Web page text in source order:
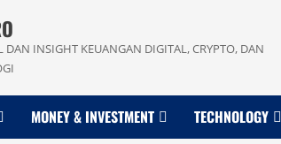
DAN INSIGHT KEUANGAN DIGITAL, CRYPTO, DAN
MONEY & INVESTMENT TECHNOLOGY